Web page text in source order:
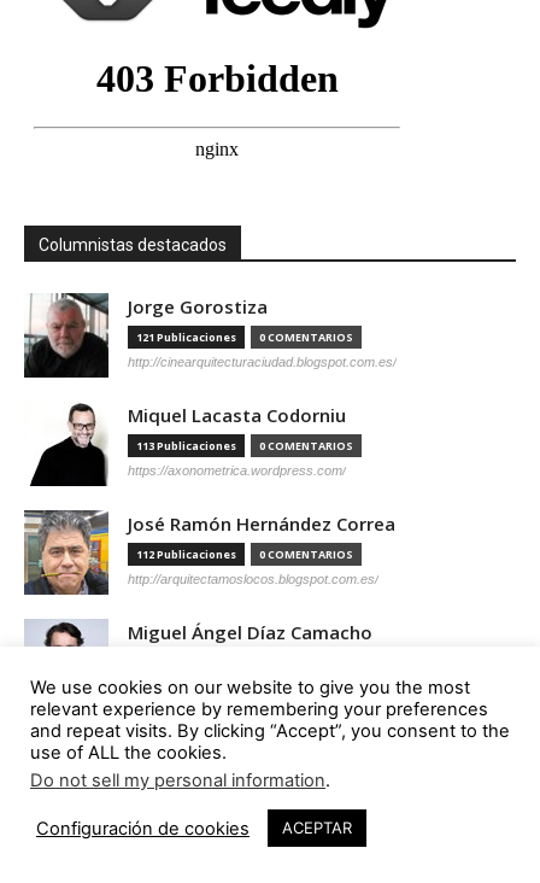
Columnistas destacados
Jorge Gorostiza
121 Publicaciones 0 COMENTARIOS
http://cinearquitecturaciudad.blogspot.com.es/
Miquel Lacasta Codorniu
113 Publicaciones 0 COMENTARIOS
https://axonometrica.wordpress.com/
José Ramón Hernández Correa
112 Publicaciones 0 COMENTARIOS
http://arquitectamoslocos.blogspot.com.es/
Miguel Ángel Díaz Camacho
https://madc.xyz/
Ana Barreiro Blanco
92 Publicaciones 0 COMENTARIOS
Íñigo García Odiaga
We use cookies on our website to give you the most
relevant experience by remembering your preferences
and repeat visits. By clicking “Accept”, you consent to the
use of ALL the cookies.
Do not sell my personal information.
Configuración de cookies ACEPTAR